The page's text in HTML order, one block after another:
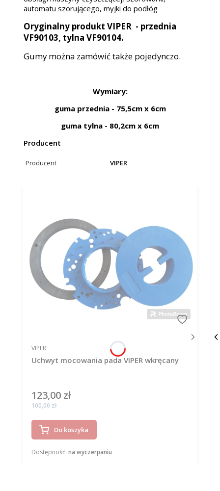
automatu szorującego, myjki do podłóg
Oryginalny produkt VIPER - przednia
VF90103, tylna VF90104.
Gumy można zamówić także pojedynczo.
Wymiary:
guma przednia - 75,5cm x 6cm
guma tylna - 80,2cm x 6cm
Producent
Producent VIPER
Uchwyt mocowania pada VIPER wkręcany
PRODUCENT
VIPER
Cena
123,00 zł
Cena
100,00 zł
Do koszyka
Dostępność: na wyczerpaniu